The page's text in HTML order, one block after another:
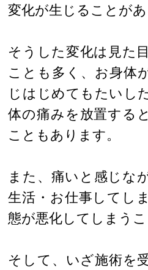
変化が生じることがあ
そうした変化は見た
ことも多く、お身体
じはじめてもたいし
体の痛みを放置する
こともあります。
また、痛いと感じな
生活・お仕事してし
態が悪化してしまう
そして、いざ施術を